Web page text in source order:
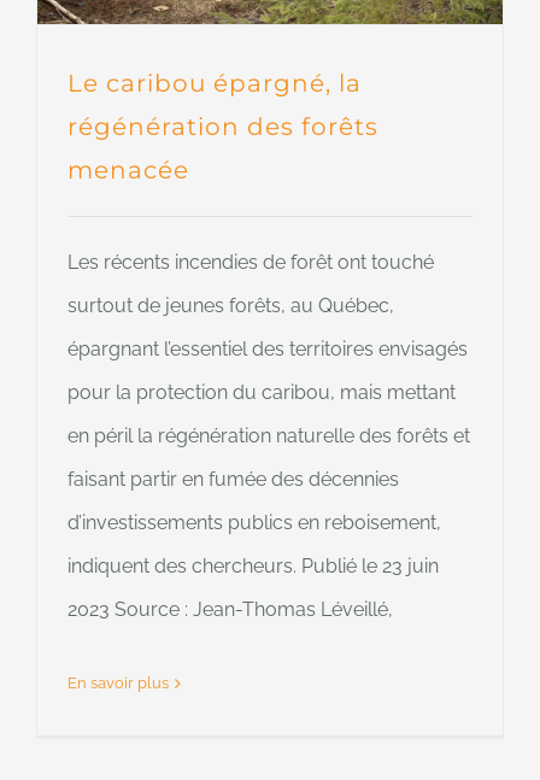
Le caribou épargné, la
régénération des forêts
menacée
Les récents incendies de forêt ont touché
surtout de jeunes forêts, au Québec,
épargnant l’essentiel des territoires envisagés
pour la protection du caribou, mais mettant
en péril la régénération naturelle des forêts et
faisant partir en fumée des décennies
d’investissements publics en reboisement,
indiquent des chercheurs. Publié le 23 juin
2023 Source : Jean-Thomas Léveillé,
En savoir plus